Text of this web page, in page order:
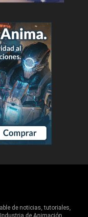
de noticias, tutoriales,
de Animación,